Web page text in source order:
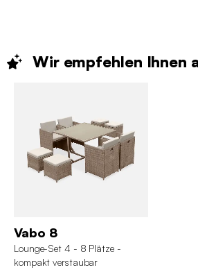
Wir empfehlen Ihnen
Vabo 8
Lounge-Set 4 - 8 Plätze -
kompakt verstaubar